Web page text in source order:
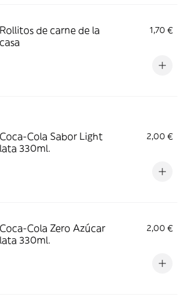
Rollitos de carne de la
casa
1,70 €
Coca-Cola Sabor Light
lata 330ml.
2,00 €
Coca-Cola Zero Azúcar
lata 330ml.
2,00 €